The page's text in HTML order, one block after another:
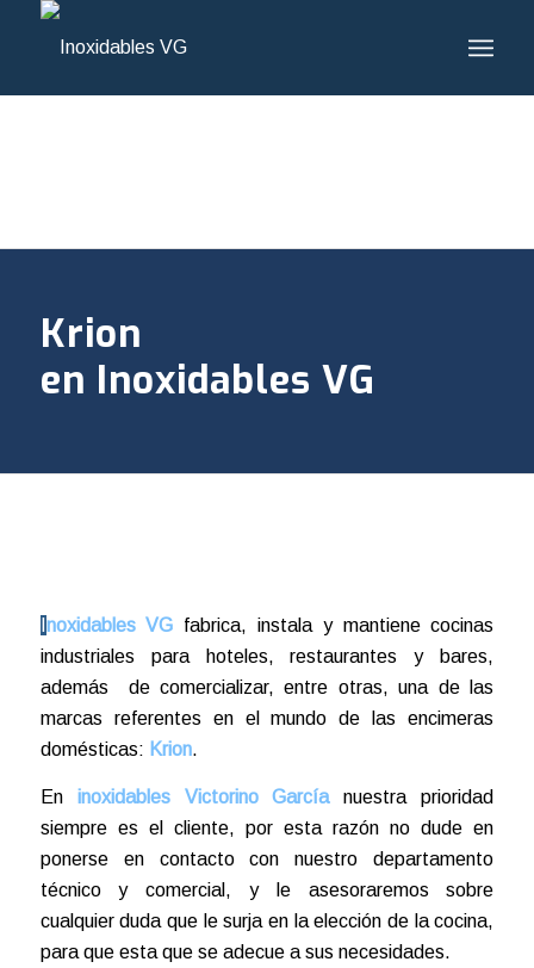
Krion
en Inoxidables VG
noxidables VG fabrica, instala y mantiene cocinas
industriales para hoteles, restaurantes y bares,
además de comercializar, entre otras, una de las
marcas referentes en el mundo de las encimeras
domésticas: Krion.
En inoxidables Victorino Garcíanuestra prioridad
siempre es el cliente, por esta razón no dude en
ponerse en contacto con nuestro departamento
técnico y comercial, y le asesoraremos sobre
cualquier duda que le surja en la elección de la cocina,
para que esta que se adecue a sus necesidades.